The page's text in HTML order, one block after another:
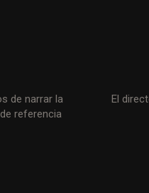
de narrar la
referencia
El